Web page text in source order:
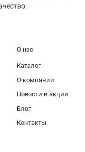
О нас
Каталог
О компании
Новости и акции
Блог
Контакты